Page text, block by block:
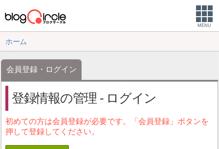
MENU
ホーム
会員登録・ログイン
登録情報の管理 - ログイン
初めての方は会員登録が必要です。「会員登録」ボタンを
押して登録してください。